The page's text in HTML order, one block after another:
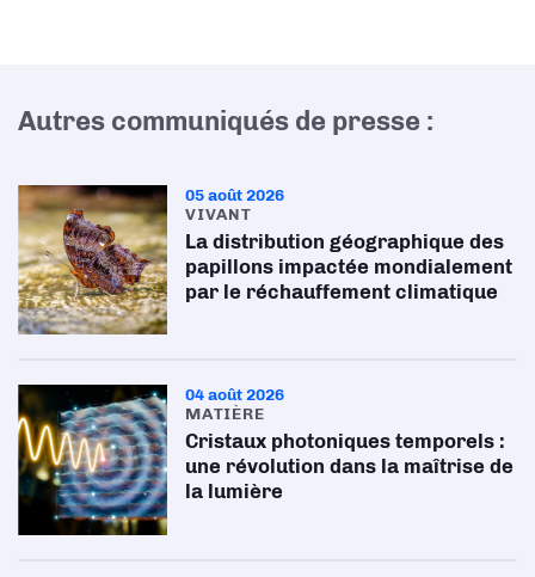
Autres communiqués de presse :
05 août 2026
VIVANT
La distribution géographique des
papillons impactée mondialement
par le réchauffement climatique
04 août 2026
MATIÈRE
Cristaux photoniques temporels :
une révolution dans la maîtrise de
la lumière